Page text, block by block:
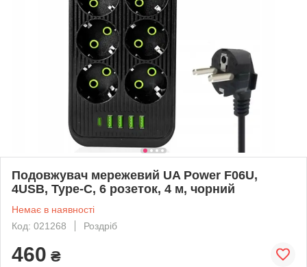
Подовжувач мережевий UA Power F06U,
4USB, Type-C, 6 розеток, 4 м, чорний
Немає в наявності
Код: 021268
Роздріб
460 ₴